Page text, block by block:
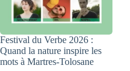
Festival du Verbe 2026 :
Quand la nature inspire les
mots à Martres-Tolosane